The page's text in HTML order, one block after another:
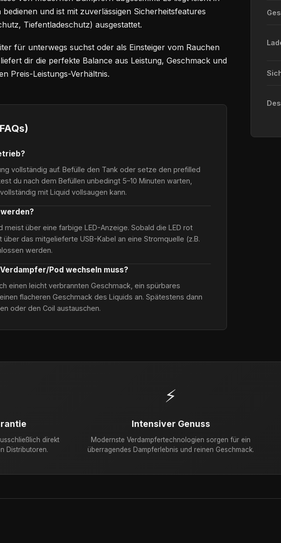
und ist mit zuverlässigen Sicherheitsfeatures
Tiefentladeschutz) ausgestattet.
für unterwegs suchst oder als Einsteiger vom Rauchen
dir die perfekte Balance aus Leistung, Geschmack und
Preis-Leistungs-Verhältnis.
vollständig auf. Befülle den Tank oder setze den prefilled
du nach dem Befüllen unbedingt 5–10 Minuten warten,
mit Liquid vollsaugen kann.
werden?
meist über eine farbige LED-Anzeige. Sobald die LED rot
das mitgelieferte USB-Kabel an eine Stromquelle (z.B.
werden.
Pod wechseln muss?
einen leicht verbrannten Geschmack, ein spürbares
flacheren Geschmack des Liquids an. Spätestens dann
oder den Coil austauschen.
direkt
Distributoren.
⚡
Intensiver Genuss
Modernste Verdampfertechnologien sorgen für ein
überragendes Dampferlebnis und reinen Geschmack.